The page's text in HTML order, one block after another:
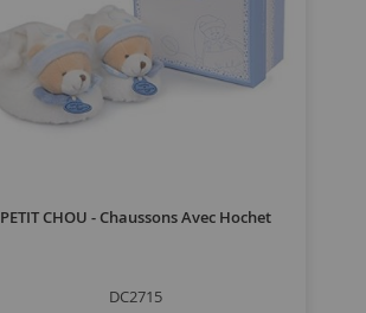
PETIT CHOU - Chaussons Avec Hochet
DC2715